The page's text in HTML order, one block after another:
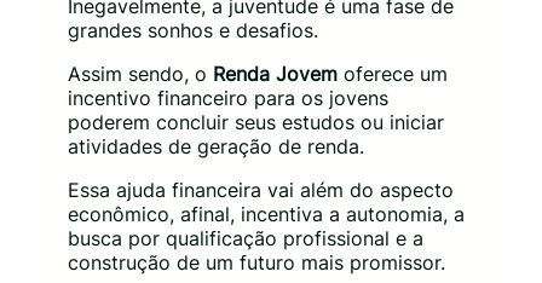
Inegavelmente, a juventude é uma fase de
grandes sonhos e desafios.
Assim sendo, o Renda Jovem oferece um
incentivo financeiro para os jovens
poderem concluir seus estudos ou iniciar
atividades de geração de renda.
Essa ajuda financeira vai além do aspecto
econômico, afinal, incentiva a autonomia, a
busca por qualificação profissional e a
construção de um futuro mais promissor.